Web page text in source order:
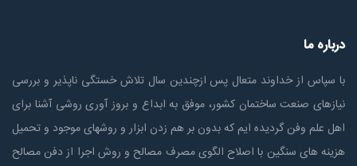
درباره ما
با سپاس از خداوند متعال پس ازچندين سال تلاش خستگی ناپذير و بررسی
نیازهای صنعت ساختمان كشور، موفق به ابداع و بروز آوری روشی آشنا برای
اهل علم وفن گردیده ایم که بدون بر هم زدن ابزار و روشهای موجود و تحمیل
هزینه های سنگین با اصلاح الگوی مصرف مصالح و روش اجرا از دفن مصالح